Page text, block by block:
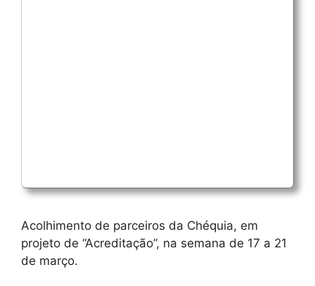
Acolhimento de parceiros da Chéquia, em
projeto de “Acreditação”, na semana de 17 a 21
de março.